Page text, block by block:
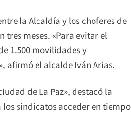
la Alcaldía y los choferes de
meses. «Para evitar el
1.500 movilidades y
afirmó el alcalde Iván Arias.
de La Paz», destacó la
sindicatos acceder en tiempo